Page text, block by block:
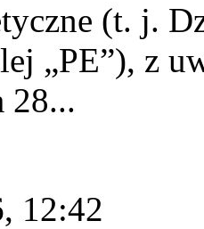
(t. j.
„PE”), z
28...
12:42